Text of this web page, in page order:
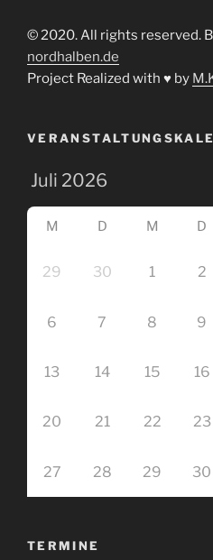
© 2020. All rights reserved.
nordhalben.de
Project Realized with ♥ by
M D M D
29 30 1 2
6 7 8 9
13 14 15 16
20 21 22 23
27 28 29 30
TERMINE